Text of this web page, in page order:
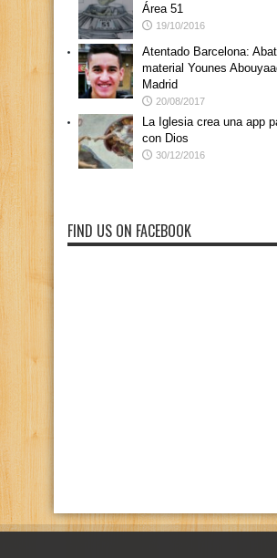
Área 51
19/10/2016
Atentado Barcelona:
material Younes
Madrid
20/08/2017
La Iglesia crea una app
con Dios
30/12/2016
FIND US ON FACEBOOK